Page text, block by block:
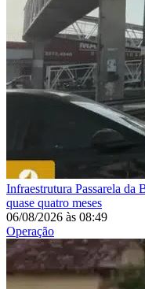
Infraestrutura Passarela da
quase quatro meses
06/08/2026 às 08:49
Operação